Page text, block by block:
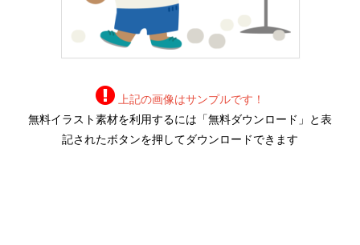
上記の画像はサンプルです！
無料イラスト素材を利用するには「無料ダウンロード」と表
記されたボタンを押してダウンロードできます